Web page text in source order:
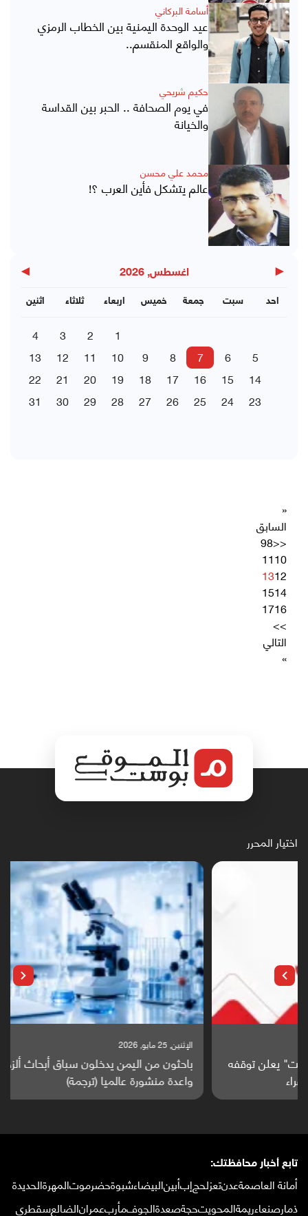
أسامة البركاني
عيد الوحدة اليمنية بين الخطاب الرمزي
والواقع المنقسم..
حكيم شريحي
في يوم الصحافة .. الحبر بين القداسة
والخيانة
محمد علي محسن
عالم يتشكل فأين العرب ؟!
◀ اغسطس, 2026 ▶
اثنين ثلاثاء اربعاء خميس جمعة سبت احد
1
2
3
4
5
6
7
8
9
10
11
12
13
14
15
16
17
18
19
20
21
22
23
24
25
26
27
28
29
30
31
«
السابق
<<
8
9
10
11
12
13
14
15
16
17
>>
التالي
»
اختيار المحرر
باحثون من اليمن يدخلون سباق أبحاث ألزهايمر بدراسة
واعدة منشورة عالميا (ترجمة)
تابع أخبار محافظتك:
أمانة العاصمةعدنتعزلحجإبأبينالبيضاءشبوةحضرموتالمهرةالحديدة
ذمارصنعاءريمةالمحويتحجةصعدةالجوفمأربعمرانالضالعسقطرى